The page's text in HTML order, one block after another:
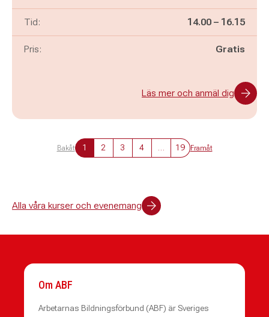
Tid: Pågår mellan
14.00 – och
16.15
Pris: Gratis
Läs mer och anmäl dig
Bakåt 1 2 3 4 19 Framåt
Alla våra kurser och evenemang
Om ABF
Arbetarnas Bildningsförbund (ABF) är Sveriges